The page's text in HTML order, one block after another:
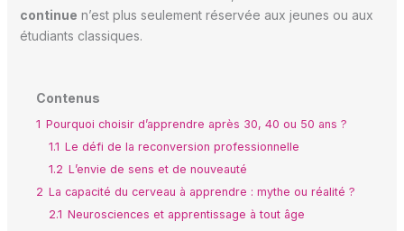
continue n’est plus seulement réservée aux jeunes ou aux
étudiants classiques.
Contenus
1 Pourquoi choisir d’apprendre après 30, 40 ou 50 ans ?
1.1 Le défi de la reconversion professionnelle
1.2 L’envie de sens et de nouveauté
2 La capacité du cerveau à apprendre : mythe ou réalité ?
2.1 Neurosciences et apprentissage à tout âge